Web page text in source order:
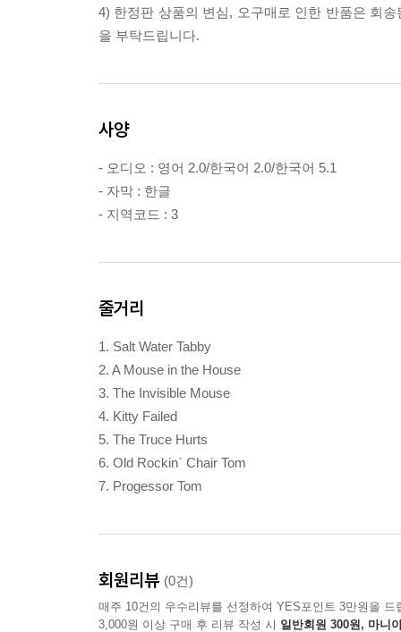
4) 한정판 상품의 변심, 오구매로 인한 반품은 회
을 부탁드립니다.
사양
- 오디오 : 영어 2.0/한국어 2.0/한국어 5.1
- 자막 : 한글
- 지역코드 : 3
줄거리
1. Salt Water Tabby
2. A Mouse in the House
3. The Invisible Mouse
4. Kitty Failed
5. The Truce Hurts
6. Old Rockin` Chair Tom
7. Progessor Tom
회원리뷰 (0건)
매주 10건의 우수리뷰를 선정하여 YES포인트 3만원을 드
3,000원 이상 구매 후 리뷰 작성 시 일반회원 300원, 마니